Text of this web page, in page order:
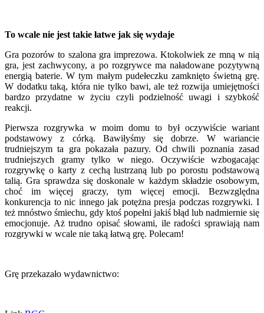
To wcale nie jest takie łatwe jak się wydaje
Gra pozorów to szalona gra imprezowa. Ktokolwiek ze mną w nią
gra, jest zachwycony, a po rozgrywce ma naładowane pozytywną
energią baterie. W tym małym pudełeczku zamknięto świetną grę.
W dodatku taką, która nie tylko bawi, ale też rozwija umiejętności
bardzo przydatne w życiu czyli podzielność uwagi i szybkość
reakcji.
Pierwsza rozgrywka w moim domu to był oczywiście wariant
podstawowy z córką. Bawiłyśmy się dobrze. W wariancie
trudniejszym ta gra pokazała pazury. Od chwili poznania zasad
trudniejszych gramy tylko w niego. Oczywiście wzbogacając
rozgrywkę o karty z cechą lustrzaną lub po porostu podstawową
talią. Gra sprawdza się doskonale w każdym składzie osobowym,
choć im więcej graczy, tym więcej emocji. Bezwzględna
konkurencja to nic innego jak potężna presja podczas rozgrywki. I
też mnóstwo śmiechu, gdy ktoś popełni jakiś błąd lub nadmiernie się
emocjonuje. Aż trudno opisać słowami, ile radości sprawiają nam
rozgrywki w wcale nie taką łatwą grę. Polecam!
Grę przekazało wydawnictwo: